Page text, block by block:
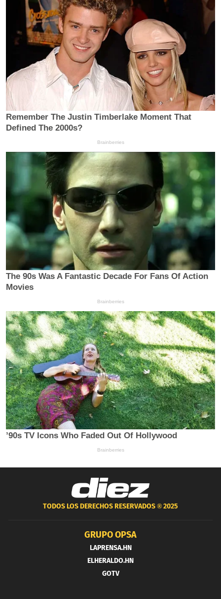
TODOS LOS DERECHOS RESERVADOS ®2025
GRUPO OPSA
LAPRENSA.HN
ELHERALDO.HN
GOTV